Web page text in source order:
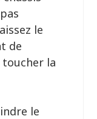
le
de
toucher la
le